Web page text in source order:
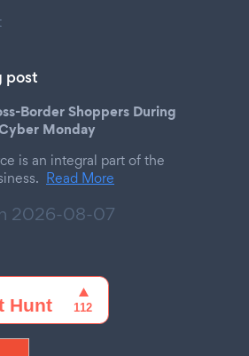
post
Border Shoppers During
Monday
is an integral part of the
Read More
2026-08-07